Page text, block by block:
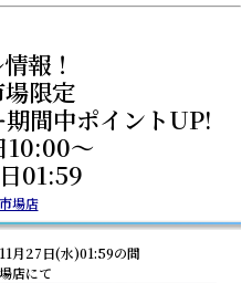
報！
限定
間中ポイントUP!
10:00～
01:59
場店
月27日(水)01:59の間
店にて